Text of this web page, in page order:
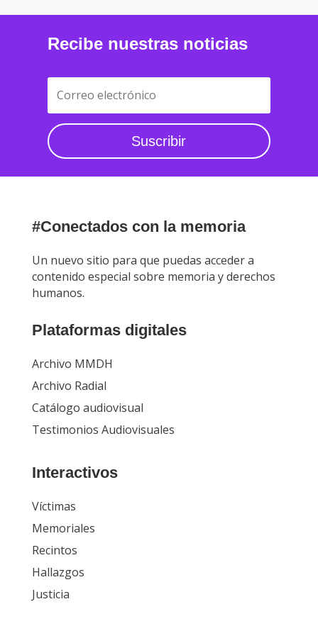
Recibe nuestras noticias
Suscribir
#Conectados con la memoria
Un nuevo sitio para que puedas acceder a
contenido especial sobre memoria y derechos
humanos.
Plataformas digitales
Archivo MMDH
Archivo Radial
Catálogo audiovisual
Testimonios Audiovisuales
Interactivos
Víctimas
Memoriales
Recintos
Hallazgos
Justicia